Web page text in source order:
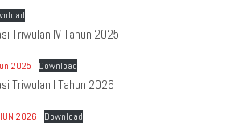
Triwulan IV Tahun 2025
2025 Download
Triwulan I Tahun 2026
2026 Download